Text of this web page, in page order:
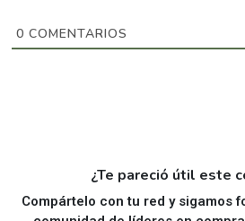
0 COMENTARIOS
¿Te pareció útil este
Compártelo con tu red y sigamos